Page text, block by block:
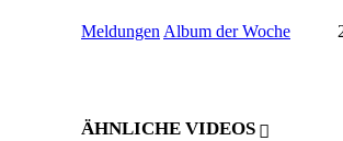
Meldungen Album der Woche
ÄHNLICHE VIDEOS